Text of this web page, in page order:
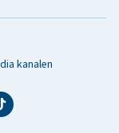
kanalen